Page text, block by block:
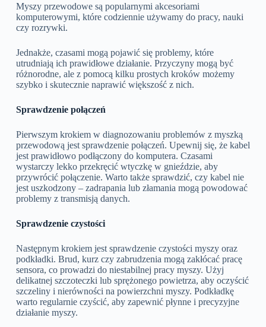
Myszy przewodowe są popularnymi akcesoriami
komputerowymi, które codziennie używamy do pracy, nauki
czy rozrywki.
Jednakże, czasami mogą pojawić się problemy, które
utrudniają ich prawidłowe działanie. Przyczyny mogą być
różnorodne, ale z pomocą kilku prostych kroków możemy
szybko i skutecznie naprawić większość z nich.
Sprawdzenie połączeń
Pierwszym krokiem w diagnozowaniu problemów z myszką
przewodową jest sprawdzenie połączeń. Upewnij się, że kabel
jest prawidłowo podłączony do komputera. Czasami
wystarczy lekko przekręcić wtyczkę w gnieździe, aby
przywrócić połączenie. Warto także sprawdzić, czy kabel nie
jest uszkodzony – zadrapania lub złamania mogą powodować
problemy z transmisją danych.
Sprawdzenie czystości
Następnym krokiem jest sprawdzenie czystości myszy oraz
podkładki. Brud, kurz czy zabrudzenia mogą zakłócać pracę
sensora, co prowadzi do niestabilnej pracy myszy. Użyj
delikatnej szczoteczki lub sprężonego powietrza, aby oczyścić
szczeliny i nierówności na powierzchni myszy. Podkładkę
warto regularnie czyścić, aby zapewnić płynne i precyzyjne
działanie myszy.